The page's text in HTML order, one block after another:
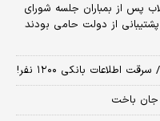
پس از بمباران جلسه شورای
از دولت حامی بودند
بانکی ۱۲۰۰ نفر!
جان باخت